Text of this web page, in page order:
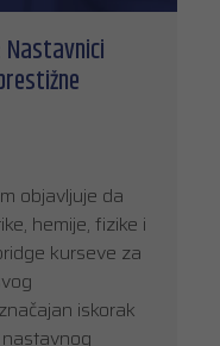
objavljuje da
hemije, fizike i
kurseve za
iskorak